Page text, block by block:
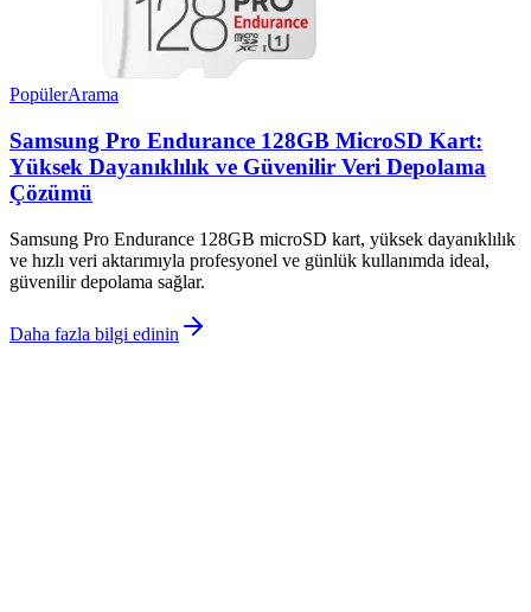
PopülerArama
Samsung Pro Endurance 128GB MicroSD Kart:
Yüksek Dayanıklılık ve Güvenilir Veri Depolama
Çözümü
Samsung Pro Endurance 128GB microSD kart, yüksek dayanıklılık
ve hızlı veri aktarımıyla profesyonel ve günlük kullanımda ideal,
güvenilir depolama sağlar.
Daha fazla bilgi edinin